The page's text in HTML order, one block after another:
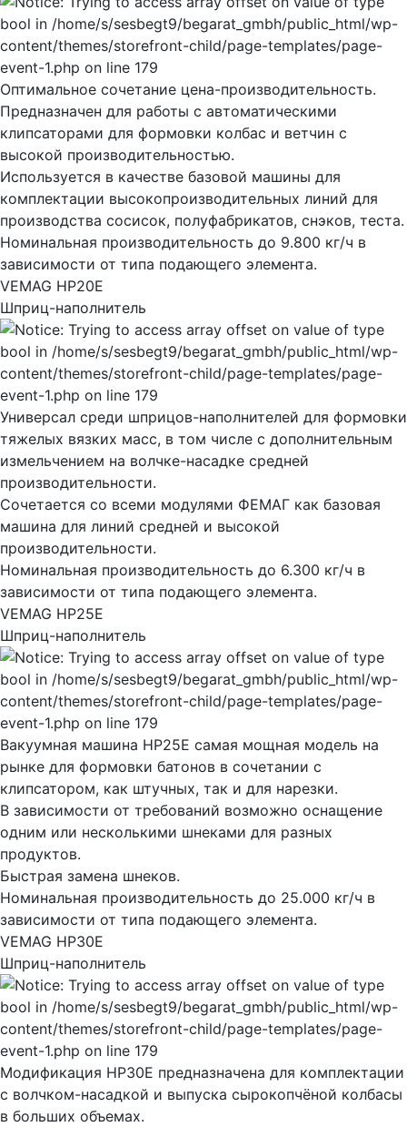
Оптимальное сочетание цена-производительность.
Предназначен для работы с автоматическими
клипсаторами для формовки колбас и ветчин с
высокой производительностью.
Используется в качестве базовой машины для
комплектации высокопроизводительных линий для
производства сосисок, полуфабрикатов, снэков, теста.
Номинальная производительность до 9.800 кг/ч в
зависимости от типа подающего элемента.
VEMAG HP20E
Шприц-наполнитель
Универсал среди шприцов-наполнителей для формовки
тяжелых вязких масс, в том числе с дополнительным
измельчением на волчке-насадке средней
производительности.
Сочетается со всеми модулями ФЕМАГ как базовая
машина для линий средней и высокой
производительности.
Номинальная производительность до 6.300 кг/ч в
зависимости от типа подающего элемента.
VEMAG HP25E
Шприц-наполнитель
Вакуумная машина HP25E самая мощная модель на
рынке для формовки батонов в сочетании с
клипсатором, как штучных, так и для нарезки.
В зависимости от требований возможно оснащение
одним или несколькими шнеками для разных
продуктов.
Быстрая замена шнеков.
Номинальная производительность до 25.000 кг/ч в
зависимости от типа подающего элемента.
VEMAG HP30E
Шприц-наполнитель
Модификация HP30E предназначена для комплектации
с волчком-насадкой и выпуска сырокопчёной колбасы
в больших объемах.